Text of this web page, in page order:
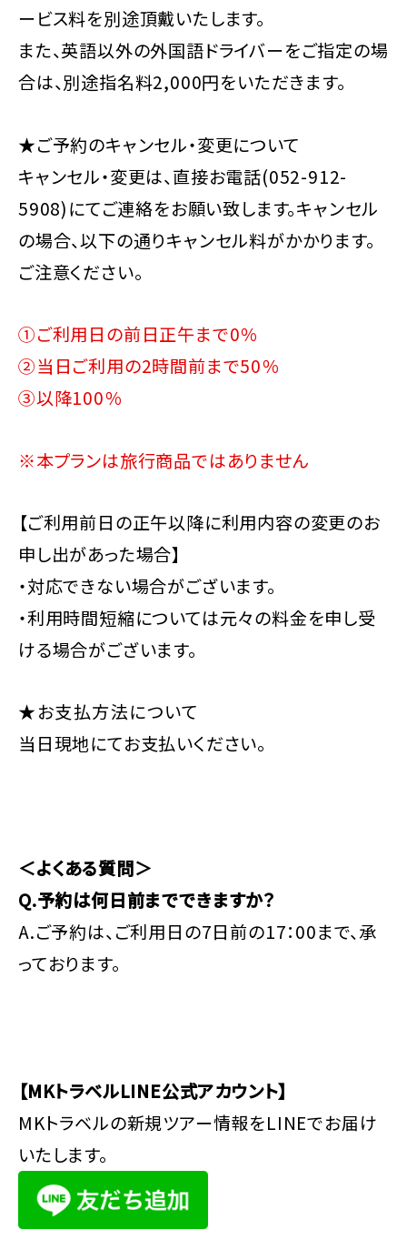
ービス料を別途頂戴いたします。
また、英語以外の外国語ドライバーをご指定の場
合は、別途指名料2,000円をいただきます。
★ご予約のキャンセル・変更について
キャンセル・変更は、直接お電話(052-912-
5908)にてご連絡をお願い致します。キャンセル
の場合、以下の通りキャンセル料がかかります。
ご注意ください。
①ご利用日の前日正午まで0％
②当日ご利用の2時間前まで50％
③以降100％
※本プランは旅行商品ではありません
【ご利用前日の正午以降に利用内容の変更のお
申し出があった場合】
・対応できない場合がございます。
・利用時間短縮については元々の料金を申し受
ける場合がございます。
★お支払方法について
当日現地にてお支払いください。
＜よくある質問＞
Q.予約は何日前までできますか？
A.ご予約は、ご利用日の7日前の17：00まで、承
っております。
【MKトラベルLINE公式アカウント】
MKトラベルの新規ツアー情報をLINEでお届け
いたします。